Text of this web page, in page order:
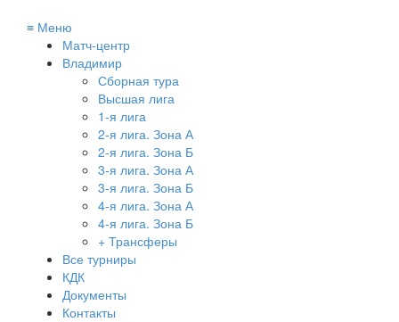
≡ Меню
Матч-центр
Владимир
Сборная тура
Высшая лига
1-я лига
2-я лига. Зона А
2-я лига. Зона Б
3-я лига. Зона А
3-я лига. Зона Б
4-я лига. Зона А
4-я лига. Зона Б
+ Трансферы
Все турниры
КДК
Документы
Контакты